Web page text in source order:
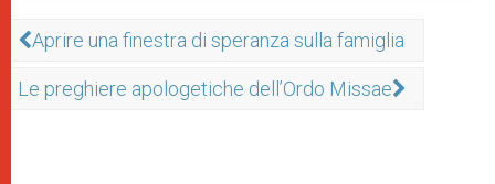
Aprire una finestra di speranza sulla famiglia
Le preghiere apologetiche dell’Ordo Missae